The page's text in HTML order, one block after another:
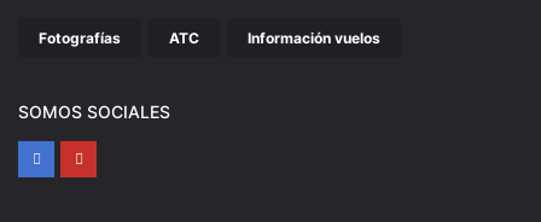
Fotografías ATC Información vuelos
SOMOS SOCIALES